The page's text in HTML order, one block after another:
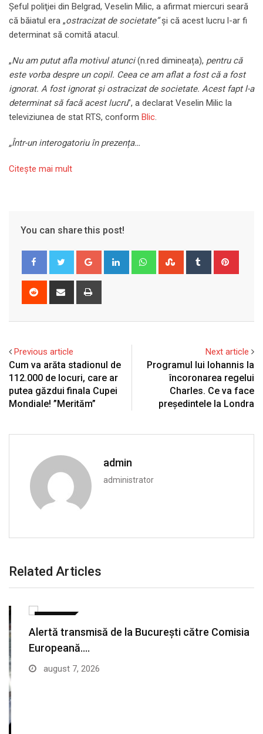
Șeful poliţiei din Belgrad, Veselin Milic, a afirmat miercuri seară
că băiatul era „ostracizat de societate”și că acest lucru l-ar fi
determinat să comită atacul.
„Nu am putut afla motivul atunci(n.red dimineața), pentru că
este vorba despre un copil. Ceea ce am aflat a fost că a fost
ignorat. A fost ignorat și ostracizat de societate. Acest fapt l-a
determinat să facă acest lucru”, a declarat Veselin Milic la
televiziunea de stat RTS, conform Blic.
„Într-un interogatoriu în prezența…
Citeşte mai mult
You can share this post!
Google+ LinkedIn WhatsappStumbleUpon
Tumblr
Reddit
Share
Previous article
Cum va arăta stadionul de
112.000 de locuri, care ar
putea găzdui finala Cupei
Mondiale! ”Merităm”
Next article
Programul lui Iohannis la
încoronarea regelui
Charles. Ce va face
președintele la Londra
admin
administrator
Related Articles
Alertă transmisă de la București către Comisia
Europeană.…
august 7, 2026